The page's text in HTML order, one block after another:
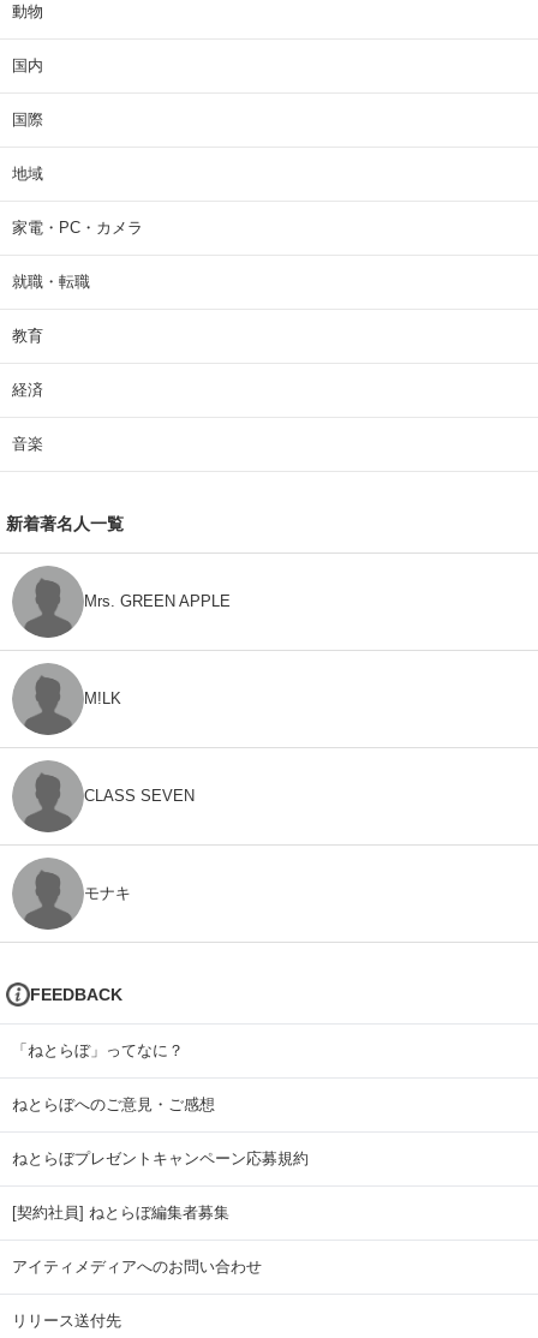
動物
国内
国際
地域
家電・PC・カメラ
就職・転職
教育
経済
音楽
新着著名人一覧
Mrs. GREEN APPLE
M!LK
CLASS SEVEN
モナキ
FEEDBACK
「ねとらぼ」ってなに？
ねとらぼへのご意見・ご感想
ねとらぼプレゼントキャンペーン応募規約
[契約社員] ねとらぼ編集者募集
アイティメディアへのお問い合わせ
リリース送付先